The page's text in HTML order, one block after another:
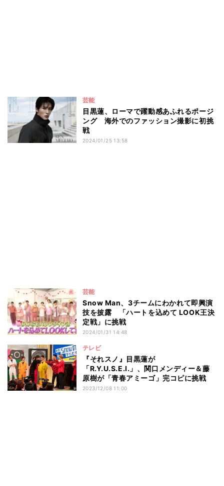
芸能
目黒蓮、ローマで躍動感あふれるポージ
ング 海外でのファッション撮影に初挑
戦
2024/01/25 13:58
芸能
Snow Man、3チームにわかれて即興演
技を披露 「ハートを込めて LOOK王決
定戦」に挑戦
2024/01/31 14:48
テレビ
『それスノ』目黒蓮が
「R.Y.U.S.E.I.」、関口メンディー＆藤
原樹が「青春アミーゴ」完コピに挑戦
2023/12/08 11:00